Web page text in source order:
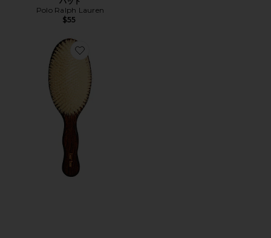
Polo Ralph Lauren
$55
Favorite THE MERMAID BRUSH ESSENTIAL BOAR